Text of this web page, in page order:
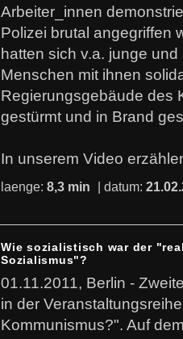
Arbeiter_innen
Polizei brutal angegriffen
hatten sich v.a. junge
Menschen mit ihnen
Regierungsgebäude des
gestürmt und in Brand
In unserem Video
laenge: 8,3 min | datum:
Wie sozialistisch war der
Sozialismus"?
01.11.2011, Berlin -
in der
Kommunismus?". Auf